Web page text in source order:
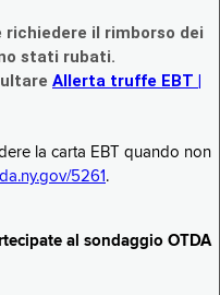
richiedere il rimborso dei
stati rubati.
Allerta truffe EBT |
la carta EBT quando non
5261 .
al sondaggio OTDA